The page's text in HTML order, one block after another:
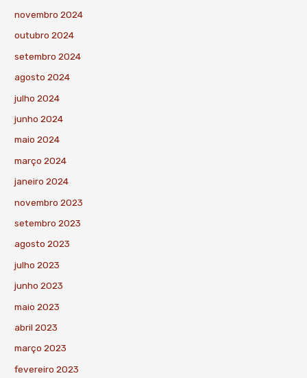
novembro 2024
outubro 2024
setembro 2024
agosto 2024
julho 2024
junho 2024
maio 2024
março 2024
janeiro 2024
novembro 2023
setembro 2023
agosto 2023
julho 2023
junho 2023
maio 2023
abril 2023
março 2023
fevereiro 2023